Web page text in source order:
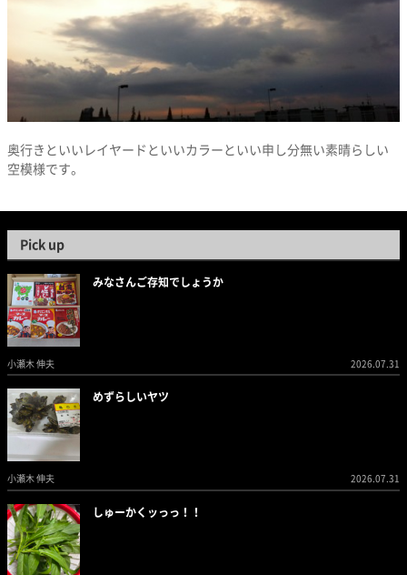
奥行きといいレイヤードといいカラーといい申し分無い素晴らしい
空模様です。
Pick up
みなさんご存知でしょうか
小瀬木 伸夫 2026.07.31
めずらしいヤツ
小瀬木 伸夫 2026.07.31
しゅーかくッっっ！！